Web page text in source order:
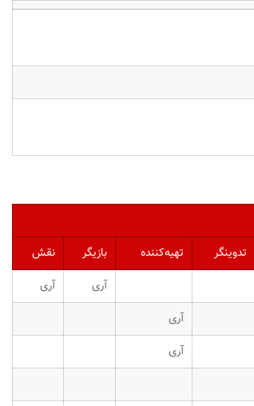
تدوینگر تهیه‌کننده بازیگر
نقش
آری
آری
آری
آری